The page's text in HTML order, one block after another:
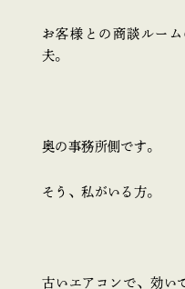
お客様との商談ルー
夫。
奥の事務所側です。
そう、私がいる方。
古いエアコンで、効い